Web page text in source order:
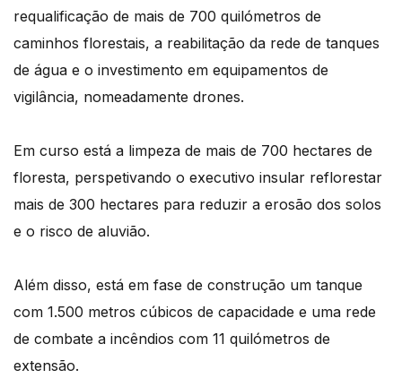
requalificação de mais de 700 quilómetros de
caminhos florestais, a reabilitação da rede de tanques
de água e o investimento em equipamentos de
vigilância, nomeadamente drones.
Em curso está a limpeza de mais de 700 hectares de
floresta, perspetivando o executivo insular reflorestar
mais de 300 hectares para reduzir a erosão dos solos
e o risco de aluvião.
Além disso, está em fase de construção um tanque
com 1.500 metros cúbicos de capacidade e uma rede
de combate a incêndios com 11 quilómetros de
extensão.